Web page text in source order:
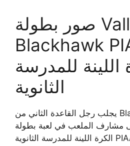
صور بطولة Valley View-
Blackhawk
اللينة للمدرسة
الثانوية
يجلب رجل القاعدة الثاني من Blackhawk إيفا باريس
على مشارف الملعب في لعبة بطولة
الكرة اللينة للمدرسة الثانوية PIAA 4A بين بطل